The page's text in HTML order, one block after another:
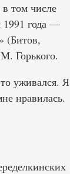
том числе
1991 года —
(Битов,
Горького.
уживался. Я
нравилась.